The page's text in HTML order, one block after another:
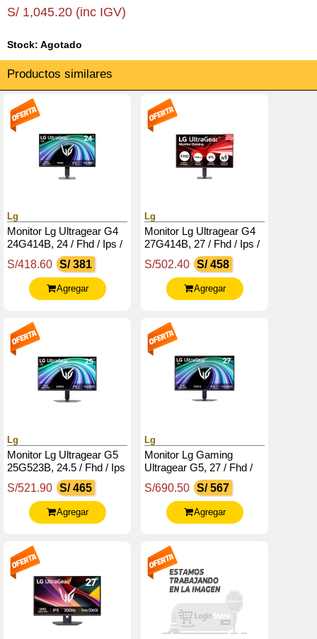
S/ 1,045.20 (inc IGV)
Stock: Agotado
Productos similares
Lg
Monitor Lg Ultragear G4
24G414B, 24 / Fhd / Ips /
144Hz / Hdmi / Dp /
Salida Para Auriculares
(3.5Mm)
S/418.60 S/ 381
Agregar
Lg
Monitor Lg Ultragear G4
27G414B, 27 / Fhd / Ips /
144Hz / Hdmi / Dp /
Salida Para Auriculares
S/502.40 S/ 458
Agregar
Lg
Monitor Lg Ultragear G5
25G523B, 24.5 / Fhd / Ips
/ 200Hz / Hdmi / Dp /
Salida_Auriculares
(3.5Mm)
S/521.90 S/ 465
Agregar
Lg
Monitor Lg Gaming
Ultragear G5, 27 / Fhd /
Ips / 200Hz / Hdmix2 / Dp
/ Salida_Auriculares (3-
Polos)
S/690.50 S/ 567
Agregar